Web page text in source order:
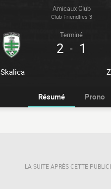
Amicaux Club
Club Friendlies 3
Skalica
Terminé
2 - 1
Résumé Prono
LA SUITE APRÈS CETTE